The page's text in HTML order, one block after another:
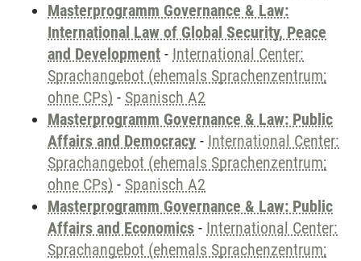
Masterprogramm Governance & Law:
International Law of Global Security, Peace
and Development - International Center:
Sprachangebot (ehemals Sprachenzentrum;
ohne CPs) - Spanisch A2
Masterprogramm Governance & Law: Public
Affairs and Democracy - International Center:
Sprachangebot (ehemals Sprachenzentrum;
ohne CPs) - Spanisch A2
Masterprogramm Governance & Law: Public
Affairs and Economics - International Center:
Sprachangebot (ehemals Sprachenzentrum;